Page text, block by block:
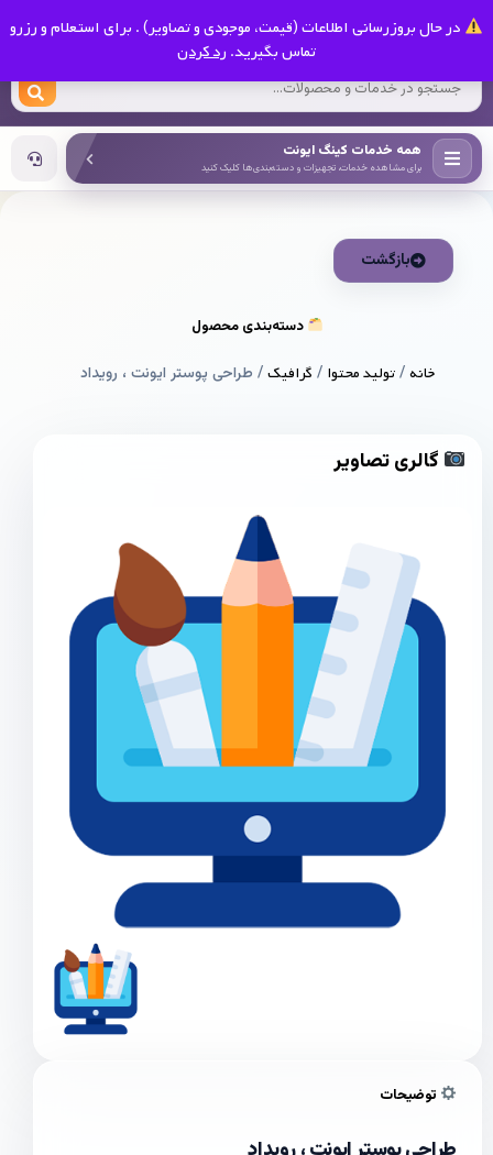
در حال بروزرسانی اطلاعات (قیمت، موجودی و تصاویر) . برای استعلام و رزرو
تماس بگیرید. رد کردن
کینگ ایونت
همه خدمات کینگ ایونت
برای مشاهده خدمات، تجهیزات و دسته‌بندی‌ها کلیک کنید
بازگشت
دسته‌بندی محصول
خانه/تولید محتوا / گرافیک/ طراحی پوستر ایونت ، رویداد
گالری تصاویر
توضیحات